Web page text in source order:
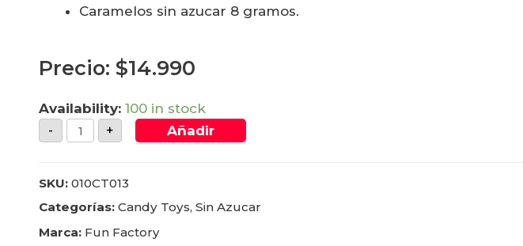
Caramelos sin azucar 8 gramos.
Precio: $14.990
Availability: 100 in stock
- + Añadir
SKU: 010CT013
Categorías: Candy Toys, Sin Azucar
Marca: Fun Factory